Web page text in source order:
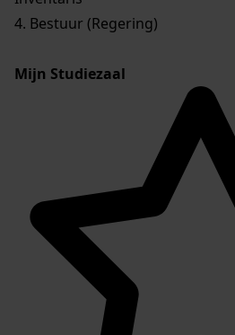
4. Bestuur (Regering)
Mijn Studiezaal